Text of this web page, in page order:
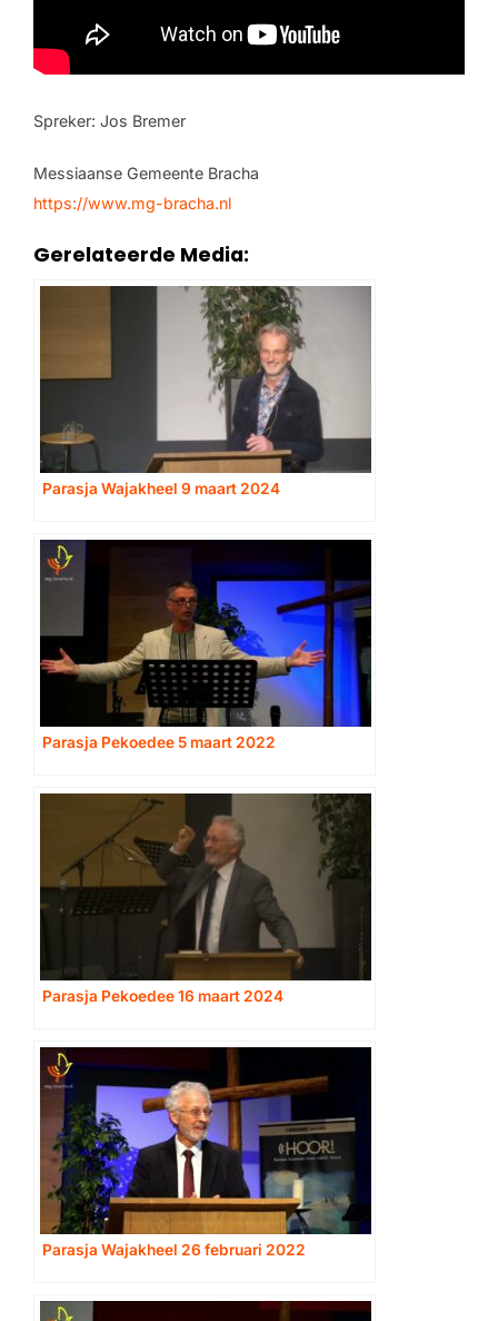
Spreker: Jos Bremer
Messiaanse Gemeente Bracha
https://www.mg-bracha.nl
Gerelateerde Media:
Parasja Wajakheel 9 maart 2024
Parasja Pekoedee 5 maart 2022
Parasja Pekoedee 16 maart 2024
Parasja Wajakheel 26 februari 2022